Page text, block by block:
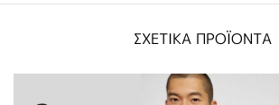
ΣΧΕΤΙΚΑ ΠΡΟΪΟΝΤΑ